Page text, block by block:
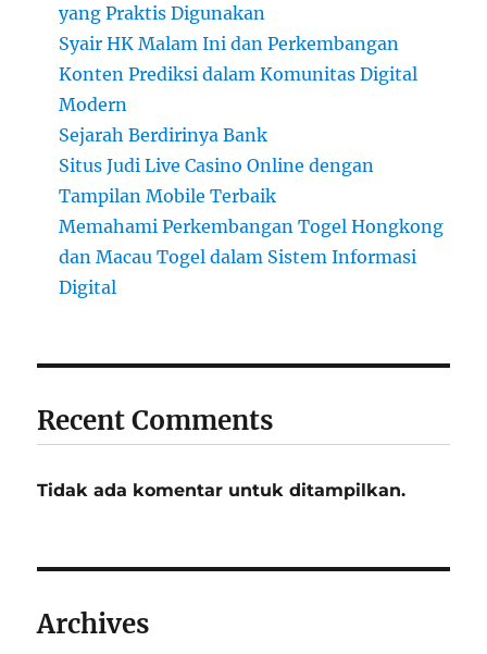
yang Praktis Digunakan
Syair HK Malam Ini dan Perkembangan
Konten Prediksi dalam Komunitas Digital
Modern
Sejarah Berdirinya Bank
Situs Judi Live Casino Online dengan
Tampilan Mobile Terbaik
Memahami Perkembangan Togel Hongkong
dan Macau Togel dalam Sistem Informasi
Digital
Recent Comments
Tidak ada komentar untuk ditampilkan.
Archives